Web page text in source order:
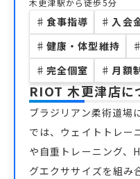
木更津駅から徒歩5分
♯ 食事指導 ♯ 入会
♯ 健康・体型維持 ♯
♯ 完全個室 ♯ 月額
RIOT 木更津店に
ブラジリアン柔術道場
では、ウェイトトレー
や自重トレーニング、
グエクササイズを組み